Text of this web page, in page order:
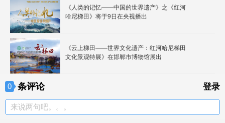
《人类的记忆——中国的世界遗产》之《红河
哈尼梯田》将于9日在央视播出
《云上梯田——世界文化遗产：红河哈尼梯田
文化景观特展》在邯郸市博物馆展出
0 条评论 登录
来说两句吧。。。